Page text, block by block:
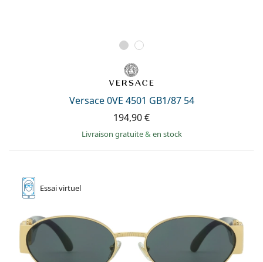
Versace 0VE 4501 GB1/87 54
194,90 €
Livraison gratuite& en stock
Essaivirtuel